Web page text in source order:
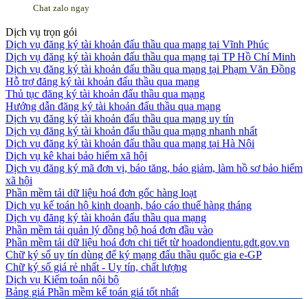
Chat zalo ngay
Dịch vụ trọn gói
Dịch vụ đăng ký tài khoản đấu thầu qua mạng tại Vĩnh Phúc
Dịch vụ đăng ký tài khoản đấu thầu qua mạng tại TP Hồ Chí Minh
Dịch vụ đăng ký tài khoản đấu thầu qua mạng tại Phạm Văn Đồng
Hỗ trợ đăng ký tài khoản đấu thầu qua mạng
Thủ tục đăng ký tài khoản đấu thầu qua mạng
Hướng dẫn đăng ký tài khoản đấu thầu qua mạng
Dịch vụ đăng ký tài khoản đấu thầu qua mạng uy tín
Dịch vụ đăng ký tài khoản đấu thầu qua mạng nhanh nhất
Dịch vụ đăng ký tài khoản đấu thầu qua mạng tại Hà Nội
Dịch vụ kê khai bảo hiểm xã hội
Dịch vụ đăng ký mã đơn vị, báo tăng, báo giảm, làm hồ sơ bảo hiểm
xã hội
Phần mềm tải dữ liệu hoá đơn gốc hàng loạt
Dịch vụ kế toán hộ kinh doanh, báo cáo thuế hàng tháng
Dịch vụ đăng ký tài khoản đấu thầu qua mạng
Phần mềm tải quản lý đồng bộ hoá đơn đầu vào
Phần mềm tải dữ liệu hoá đơn chi tiết từ hoadondientu.gdt.gov.vn
Chữ ký số uy tín dùng để ký mạng đấu thầu quốc gia e-GP
Chữ ký số giá rẻ nhất - Uy tín, chất lượng
Dịch vụ Kiểm toán nội bộ
Bảng giá Phần mềm kế toán giá tốt nhất